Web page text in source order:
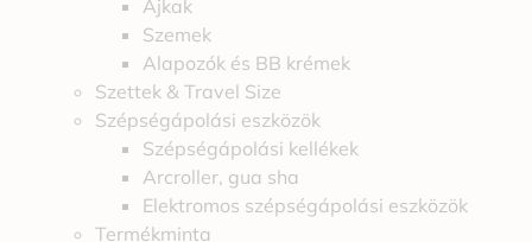
Ajkak
Szemek
Alapozók és BB krémek
Szettek & Travel Size
Szépségápolási eszközök
Szépségápolási kellékek
Arcroller, gua sha
Elektromos szépségápolási eszközök
Termékminta